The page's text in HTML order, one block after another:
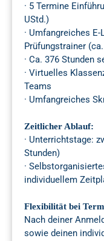
· 5 Termine
UStd.)
· Umfangreiches
Prüfungstrainer
· Ca. 376 Stunden
· Virtuelles
Teams
· Umfangreiches
Zeitlicher Ablauf:
· Unterrichtstage:
Stunden)
·
individuellem
Flexibilität bei
Nach deiner
sowie deinen